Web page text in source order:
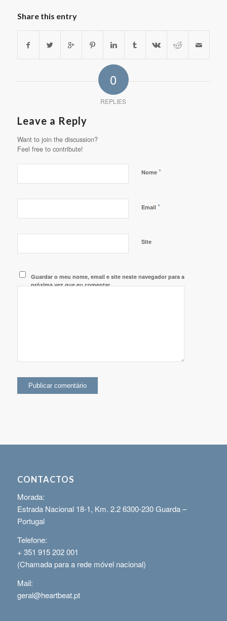
Share this entry
0
REPLIES
Leave a Reply
Want to join the discussion?
Feel free to contribute!
Nome *
Email *
Site
Guardar o meu nome, email e site neste navegador para a
próxima vez que eu comentar.
CONTACTOS
Morada:
Estrada Nacional 18-1, Km. 2.2 6300-230 Guarda –
Portugal
Telefone:
+ 351 915 202 001
(Chamada para a rede móvel nacional)
Mail:
geral@heartbeat.pt